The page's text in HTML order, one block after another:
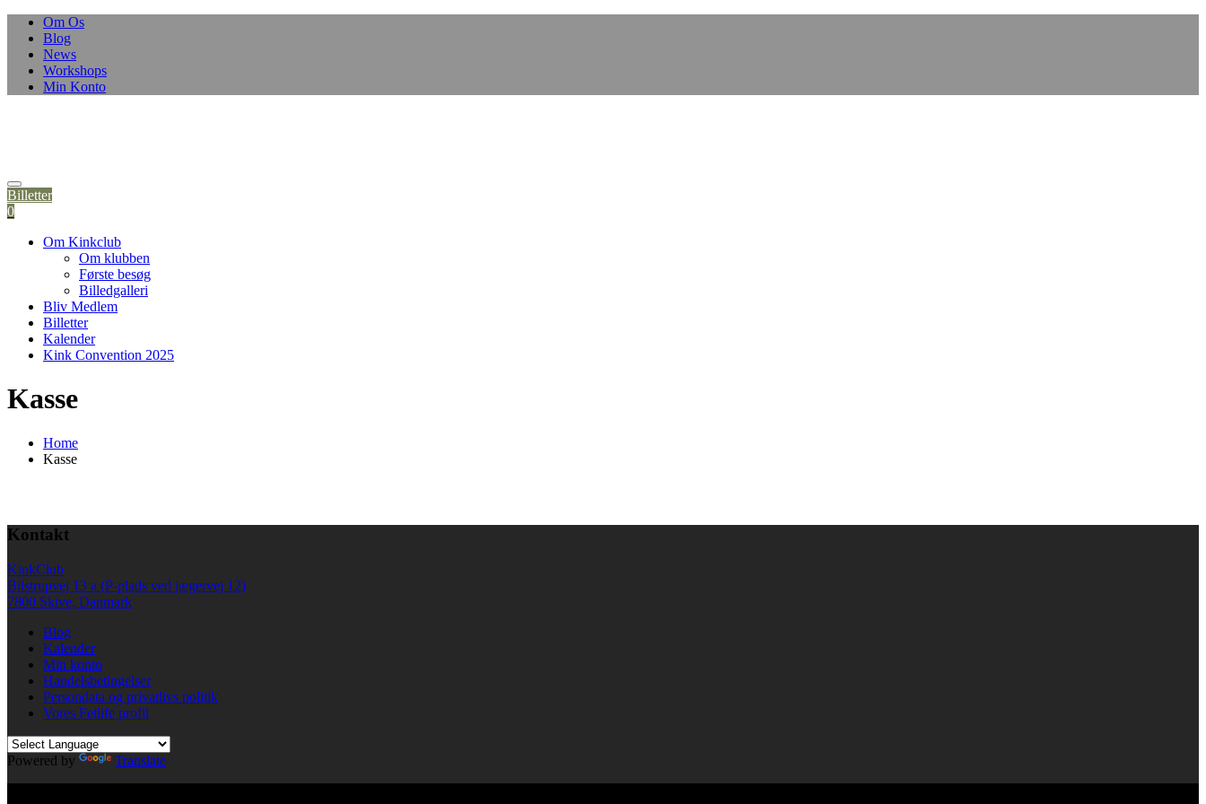
Om Os
Blog
News
Workshops
Min Konto
Billetter
0
Om Kinkclub
Om klubben
Første besøg
Billedgalleri
Bliv Medlem
Billetter
Kalender
Kink Convention 2025
Kasse
Home
Kasse
Kontakt
KinkClub
Bilstrupvej 13 a (P-plads ved jægervej 12)
7800 Skive, Danmark
Blog
Kalender
Min konto
Handelsbetingelser
Persondata og privatlivs politik
Vores Fetlife profil
Powered by
Translate